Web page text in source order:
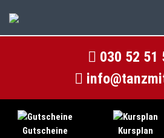
030 52 51
Gutscheine Kursplan